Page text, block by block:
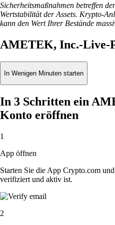
Sicherheitsmaßnahmen betreffen
Wertstabilität der Assets. Krypto-
kann den Wert Ihrer Bestände
AMETEK, Inc.-Live-
In Wenigen Minuten starten
In 3 Schritten ein
Konto eröffnen
1
App öffnen
Starten Sie die App Crypto.com
verifiziert und aktiv ist.
2